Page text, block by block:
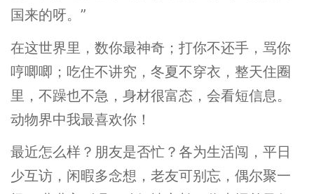
国来的呀。”
在这世界里，数你最神奇；打你不还手，骂你
哼唧唧；吃住不讲究，冬夏不穿衣，整天住圈
里，不躁也不急，身材很富态，会看短信息。
动物界中我最喜欢你！
最近怎么样？朋友是否忙？各为生活闯，平日
少互访，闲暇多念想，老友可别忘，偶尔聚一